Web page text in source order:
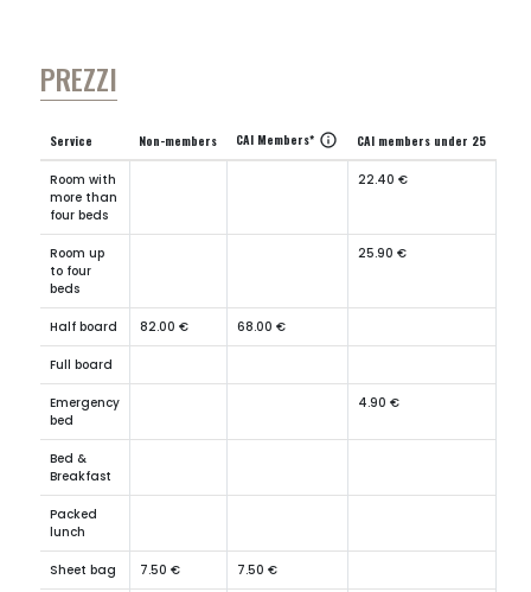
PREZZI
Service Non-members CAI Members* info CAI members under 25
Room with
more than
four beds
22.40 €
Room up
to four
beds
25.90 €
Half board 82.00 € 68.00 €
Full board
Emergency
bed
4.90 €
Bed &
Breakfast
Packed
lunch
Sheet bag 7.50 € 7.50 €